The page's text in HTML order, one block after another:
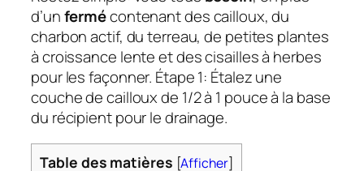
d’unfermécontenant des cailloux, du
charbon actif, du terreau, de petites plantes
à croissance lente et des cisailles à herbes
pour les façonner. Étape 1: Étalez une
couche de cailloux de 1/2 à 1 pouce à la base
du récipient pour le drainage.
Table des matières [Afficher]